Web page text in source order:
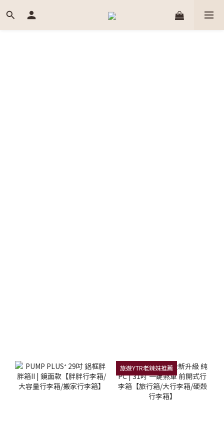
旅遊YTR老辣妹推薦